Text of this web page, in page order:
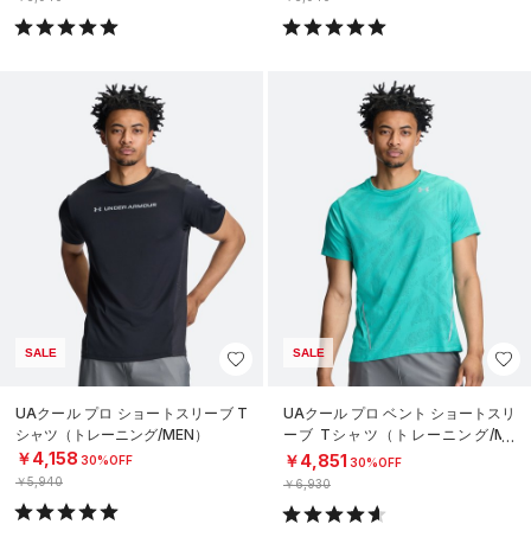
SALE
UAクール プロ ショートスリーブ T
シャツ（トレーニング/MEN）
￥4,158 30%OFF
￥5,940
SALE
UAクール プロ ベント ショートスリ
ーブ Tシャツ（トレーニング/ME
N）
￥4,851 30%OFF
￥6,930